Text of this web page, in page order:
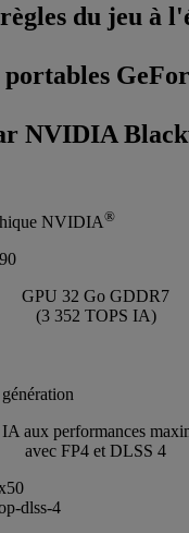
du jeu à
NVIDIA
NVIDIA®
GPU 32 Go GDDR7
(3 352 TOPS IA)
génération
aux performances
avec FP4 et DLSS 4